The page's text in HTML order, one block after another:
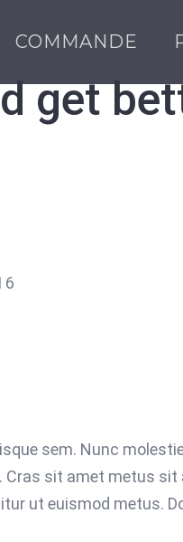
COMMANDE
get
sem. Nunc
Cras sit amet metus
ut euismod metus.